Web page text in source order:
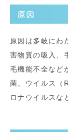
原因
原因は多岐にわ
害物質の吸入、
毛機能不全など
菌、ウイルス（
ロナウイルスな